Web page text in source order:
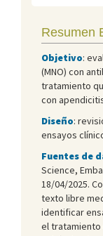
Resumen
Objetivo:
(MNO) con
tratamiento
con
Diseño:
ensayos
Fuentes de
Science,
18/04/2025.
texto libre
identificar
el tratamiento